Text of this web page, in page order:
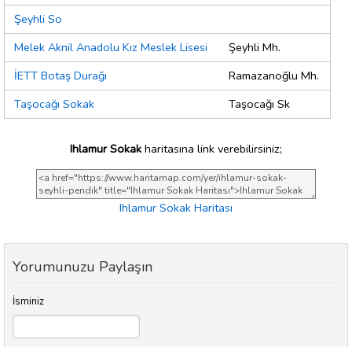
Şeyhli So
Melek Aknil Anadolu Kız Meslek Lisesi
Şeyhli Mh.
İETT Botaş Durağı
Ramazanoğlu Mh.
Taşocağı Sokak
Taşocağı Sk
Ihlamur Sokak haritasına link verebilirsiniz;
Ihlamur Sokak Haritası
Yorumunuzu Paylaşın
İsminiz